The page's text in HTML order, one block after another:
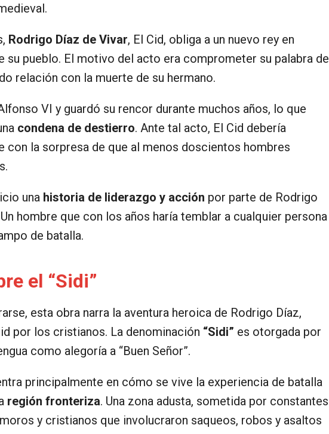
Rodrigo Díaz de Vivar, El Cid, obliga a un nuevo rey en
su pueblo. El motivo del acto era comprometer su palabra de
relación con la muerte de su hermano.
VI y guardó su rencor durante muchos años, lo que
condena de destierro. Ante tal acto, El Cid debería
con la sorpresa de que al menos doscientos hombres
una historia de liderazgo y acción por parte de Rodrigo
Un hombre que con los años haría temblar a cualquier persona
de batalla.
el “Sidi”
esta obra narra la aventura heroica de Rodrigo Díaz,
por los cristianos. La denominación “Sidi” es otorgada por
como alegoría a “Buen Señor”.
principalmente en cómo se vive la experiencia de batalla
región fronteriza. Una zona adusta, sometida por constantes
y cristianos que involucraron saqueos, robos y asaltos